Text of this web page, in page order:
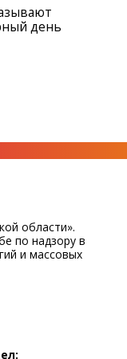
день
области».
по надзору в
и массовых
решения о
центр
обл., г.